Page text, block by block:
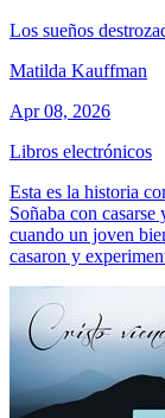
Los sueños
Matilda Kauffman
Apr 08, 2026
Libros electrónicos
Esta es la historia
Soñaba con
cuando un joven
casaron y